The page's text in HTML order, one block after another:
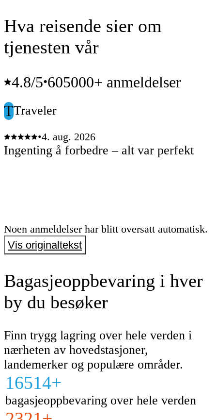
Hva reisende sier om
tjenesten vår
4.8/5•605000+ anmeldelser
TTraveler
•4. aug. 2026
Ingenting å forbedre – alt var perfekt
Noen anmeldelser har blitt oversatt automatisk.
Vis originaltekst
Bagasjeoppbevaring i hver
by du besøker
Finn trygg lagring over hele verden i
nærheten av hovedstasjoner,
landemerker og populære områder.
16514+
bagasjeoppbevaring over hele verden